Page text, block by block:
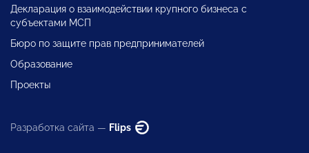
Декларация о взаимодействии крупного бизнеса с
субъектами МСП
Бюро по защите прав предпринимателей
Образование
Проекты
Разработка сайта — Flips